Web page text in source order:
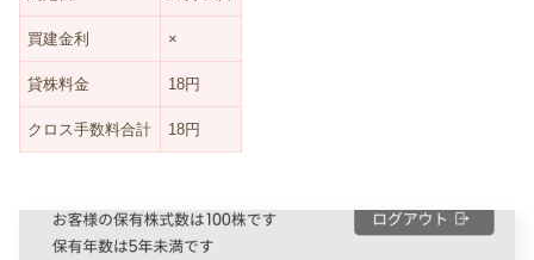
買建金利 ×
貸株料金 18円
クロス手数料合計 18円